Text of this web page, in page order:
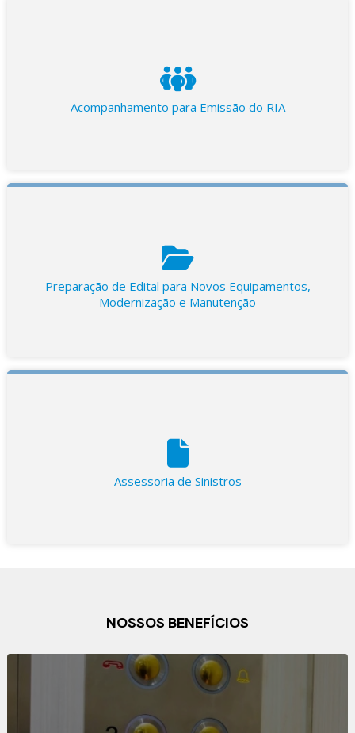
Acompanhamento para Emissão do RIA
Preparação de Edital para Novos Equipamentos,
Modernização e Manutenção
Assessoria de Sinistros
NOSSOS BENEFÍCIOS